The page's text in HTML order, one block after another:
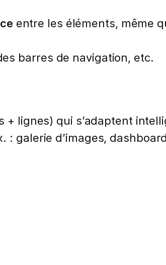
entre les éléments, même
barres de navigation, etc.
+ lignes) qui s’adaptent
: galerie d’images,